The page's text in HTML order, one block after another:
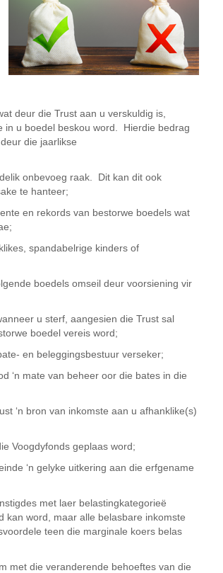
deur die Trust aan u verskuldig is,
in u boedel beskou word. Hierdie bedrag
die jaarlikse
onbevoeg raak. Dit kan dit ook
te hanteer;
en rekords van bestorwe boedels wat
spandabelrige kinders of
boedels omseil deur voorsiening vir
u sterf, aangesien die Trust sal
boedel vereis word;
en beleggingsbestuur verseker;
‘n mate van beheer oor die bates in die
‘n bron van inkomste aan u afhanklike(s)
Voogdyfonds geplaas word;
‘n gelyke uitkering aan die erfgename
met laer belastingkategorieë
kan word, maar alle belasbare inkomste
teen die marginale koers belas
met die veranderende behoeftes van die